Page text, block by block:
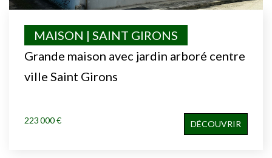
Grande maison avec jardin arboré centre
ville Saint Girons
MAISON | SAINT GIRONS
223 000 € DÉCOUVRIR